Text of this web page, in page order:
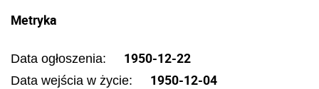
Metryka
Data ogłoszenia: 1950-12-22
Data wejścia w życie: 1950-12-04